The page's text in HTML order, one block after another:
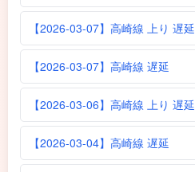
【2026-03-07】高崎線 上り 遅延
【2026-03-07】高崎線 遅延
【2026-03-06】高崎線 上り 遅延
【2026-03-04】高崎線 遅延